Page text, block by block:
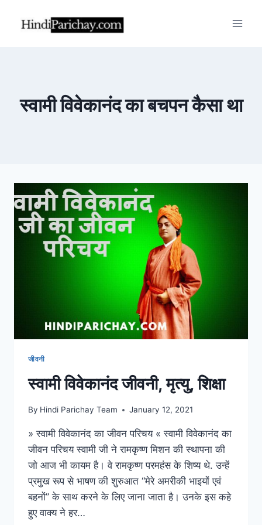
स्वामी विवेकानंद का बचपन कैसा था
जीवनी
स्वामी विवेकानंद जीवनी, मृत्यु, शिक्षा
By Hindi Parichay Team January 12, 2021
» स्वामी विवेकानंद का जीवन परिचय « स्वामी विवेकानंद का
जीवन परिचय स्वामी जी ने रामकृष्ण मिशन की स्थापना की
जो आज भी कायम है। वे रामकृष्ण परमहंस के शिष्य थे. उन्हें
प्रमुख रूप से भाषण की शुरुआत “मेरे अमरीकी भाइयों एवं
बहनों” के साथ करने के लिए जाना जाता है। उनके इस कहे
हुए वाक्य ने हर…